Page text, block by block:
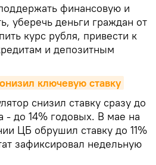
финансовую и
уберечь деньги граждан от
курс рубля, привести к
и депозитным
ключевую ставку
снизил ставку сразу до
- до 14% годовых. В мае на
ЦБ обрушил ставку до 11%
зафиксировал недельную